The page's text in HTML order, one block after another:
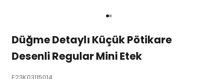
1 ögesine git
2 ögesine git
Düğme Detaylı Küçük Pötikare
Desenli Regular Mini Etek